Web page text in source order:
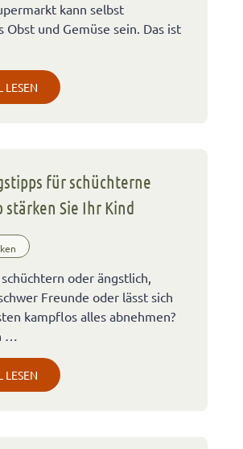
kann selbst
Obst und Gemüse sein. Das ist
LESEN
für schüchterne
stärken Sie Ihr Kind
oder ängstlich,
Freunde oder lässt sich
kampflos alles abnehmen?
…
LESEN